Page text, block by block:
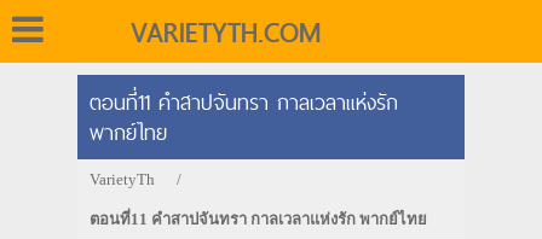
VARIETYTH.COM
ตอนที่11 คำสาปจันทรา กาลเวลาแห่งรัก
พากย์ไทย
VarietyTh /
ตอนที่11 คำสาปจันทรา กาลเวลาแห่งรัก พากย์ไทย